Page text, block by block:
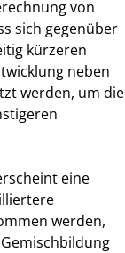
von
sich gegenüber
kürzeren
neben
werden, um die
eine
werden,